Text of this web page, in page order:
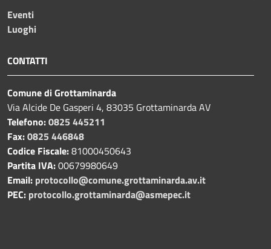
Eventi
Luoghi
CONTATTI
Comune di Grottaminarda
Via Alcide De Gasperi 4, 83035 Grottaminarda AV
Telefono:0825 445211
Fax:0825 446848
Codice Fiscale:81000450643
Partita IVA:00679980649
Email: protocollo@comune.grottaminarda.av.it
PEC: protocollo.grottaminarda@asmepec.it